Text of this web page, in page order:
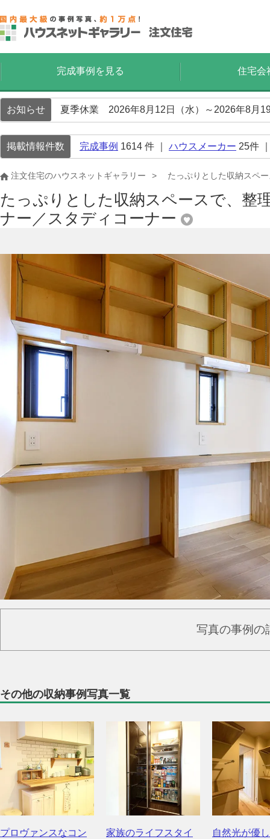
完成事例を見る 住宅会
お知らせ 夏季休業 2026年8月12日（水）～2026年8月
掲載情報件数 完成事例 1614 件 ｜ ハウスメーカー 25件
注文住宅のハウスネットギャラリー たっぷりとした収納スペ
たっぷりとした収納スペースで、整
ナー／スタディコーナー
写真の事例の
その他の収納事例写真一覧
プロヴァンスなコン
家族のライフスタイ
自然光が優